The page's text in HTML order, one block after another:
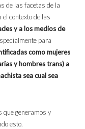
de las facetas de la
contexto de las
y a los medios de
para
como mujeres
y hombres trans) a
sea cual sea
generamos y
esto.